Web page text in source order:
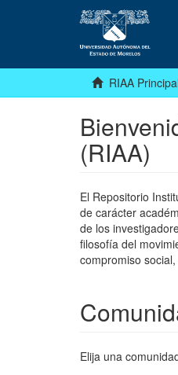
RIAA Principal
(RIAA)
El Repositorio
de carácter
de los
filosofía del
compromiso
Elija una